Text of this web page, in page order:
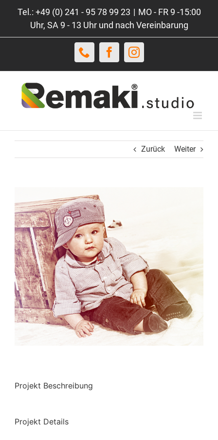
Tel.: +49 (0) 241 - 95 78 99 23 | MO - FR 9 -15:00
Uhr, SA 9 - 13 Uhr und nach Vereinbarung
TelefonFacebookInstagram
Zurück Weiter
Larger
Image
Projekt Beschreibung
Projekt Details